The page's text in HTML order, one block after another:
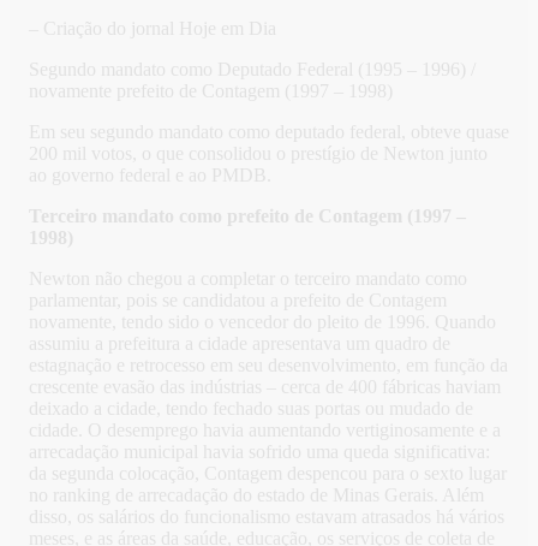
– Criação do jornal Hoje em Dia
Segundo mandato como Deputado Federal (1995 – 1996) /
novamente prefeito de Contagem (1997 – 1998)
Em seu segundo mandato como deputado federal, obteve quase
200 mil votos, o que consolidou o prestígio de Newton junto
ao governo federal e ao PMDB.
Terceiro mandato como prefeito de Contagem (1997 –
1998)
Newton não chegou a completar o terceiro mandato como
parlamentar, pois se candidatou a prefeito de Contagem
novamente, tendo sido o vencedor do pleito de 1996. Quando
assumiu a prefeitura a cidade apresentava um quadro de
estagnação e retrocesso em seu desenvolvimento, em função da
crescente evasão das indústrias – cerca de 400 fábricas haviam
deixado a cidade, tendo fechado suas portas ou mudado de
cidade. O desemprego havia aumentando vertiginosamente e a
arrecadação municipal havia sofrido uma queda significativa:
da segunda colocação, Contagem despencou para o sexto lugar
no ranking de arrecadação do estado de Minas Gerais. Além
disso, os salários do funcionalismo estavam atrasados há vários
meses, e as áreas da saúde, educação, os serviços de coleta de